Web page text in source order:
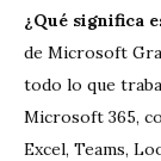
¿Qué significa
de Microsoft
todo lo que
Microsoft 365,
Excel, Teams,